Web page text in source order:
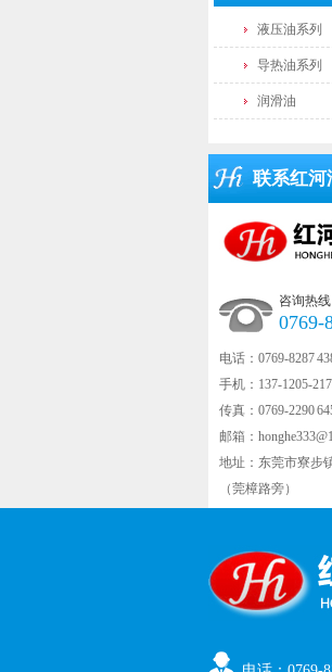
液压油系列
导热油系列
润滑油
联系红河
咨询热线
0769-
电话：0769-8287
手机：137-1205-
传真：0769-2290
邮箱：
地址：东莞市寮步
（莞樟路旁）